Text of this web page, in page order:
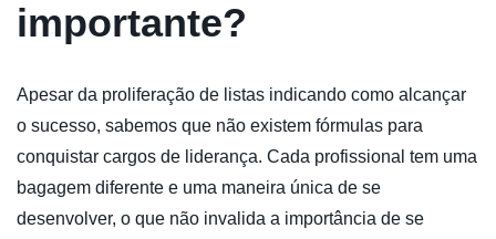
importante?
Apesar da proliferação de listas indicando como alcançar
o sucesso, sabemos que não existem fórmulas para
conquistar cargos de liderança. Cada profissional tem uma
bagagem diferente e uma maneira única de se
desenvolver, o que não invalida a importância de se